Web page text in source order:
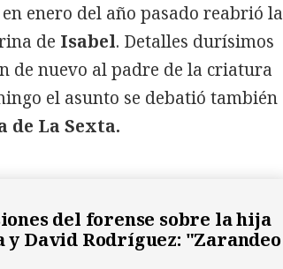
enero del año pasado reabrió la
de Isabel. Detalles durísimos
de nuevo al padre de la criatura
el asunto se debatió también
de La Sexta.
del forense sobre la hija
y David Rodríguez: "Zarandeo